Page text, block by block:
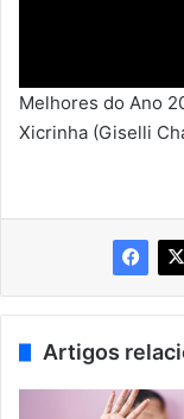
Melhores do Ano
Xicrinha (Giselli
Artigos